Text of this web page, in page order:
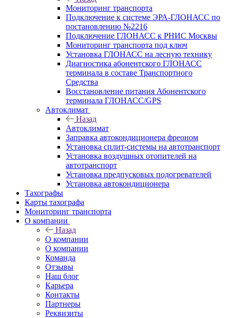
Мониторинг транспорта
Подключение к системе ЭРА-ГЛОНАСС по
постановлению №2216
Подключение ГЛОНАСС к РНИС Москвы
Мониторинг транспорта под ключ
Установка ГЛОНАСС на лесную технику
Диагностика абонентского ГЛОНАСС
терминала в составе Транспортного
Средства
Восстановление питания Абонентского
терминала ГЛОНАСС/GPS
Автоклимат
Назад
Автоклимат
Заправка автокондиционера фреоном
Установка сплит-системы на автотранспорт
Установка воздушных отопителей на
автотранспорт
Установка предпусковых подогревателей
Установка автокондиционера
Тахографы
Карты тахографа
Мониторинг транспорта
О компании
Назад
О компании
О компании
Команда
Отзывы
Наш блог
Карьера
Контакты
Партнеры
Реквизиты